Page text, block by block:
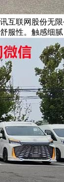
互联网股份无
性。触感细